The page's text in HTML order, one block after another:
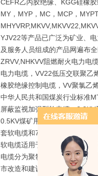
CEFR乙丙胶绝缘、KGG硅橡
MY，MYP，MC，MCP，
YJV22等产品已广泛为矿业、
及服务人员组成的产品网遍布
ZRVV,NHKVV阻燃耐火电力电
电力电缆，VV22低压交联聚乙
橡胶绝缘控制电缆，VV聚氯乙
中华人民共和国煤炭行业标准
屏蔽监视加强型软电缆，
0.5KV煤矿用电钻电缆，煤矿
套软电缆和750V通用橡套软电
软电缆适用于交流额定电压
电缆分为聚氯乙烯电缆也就是
市改造和建设中地下电力网络